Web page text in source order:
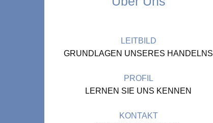
LEITBILD
GRUNDLAGEN UNSERES HANDELNS
PROFIL
LERNEN SIE UNS KENNEN
KONTAKT